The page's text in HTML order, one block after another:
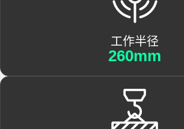
工作半径
260mm